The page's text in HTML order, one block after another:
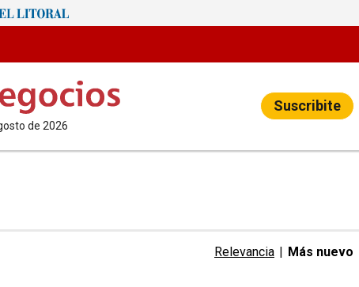
de 2026
Suscribite
Relevancia | Más nuevo